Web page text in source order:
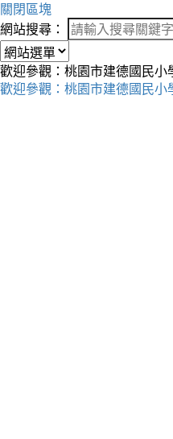
關閉區塊
網站搜尋：
歡迎參觀：桃園市建德國民小
歡迎參觀：桃園市建德國民小